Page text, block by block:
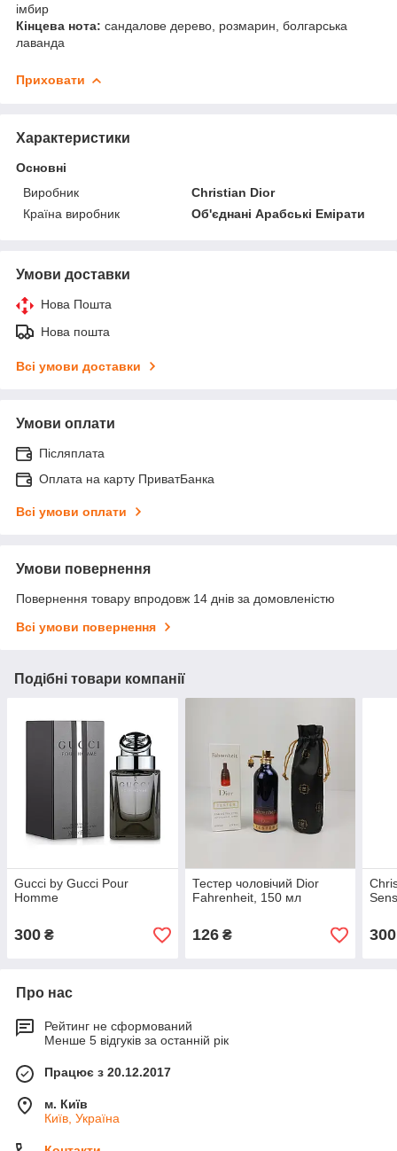
імбир
Кінцева нота: сандалове дерево, розмарин, болгарська
лаванда
Приховати
Характеристики
Основні
Виробник
Christian Dior
Країна виробник
Об'єднані Арабські Емірати
Умови доставки
Нова Пошта
Нова пошта
Всі умови доставки
Умови оплати
Післяплата
Оплата на карту ПриватБанка
Всі умови оплати
Умови повернення
Повернення товару впродовж 14 днів за домовленістю
Всі умови повернення
Подібні товари компанії
Gucci by Gucci Pour
Homme
300 ₴
Тестер чоловічий Dior
Fahrenheit, 150 мл
126₴ 300
Про нас
Рейтинг не сформований
Менше 5 відгуків за останній рік
Працює з 20.12.2017
м. Київ
Київ, Україна